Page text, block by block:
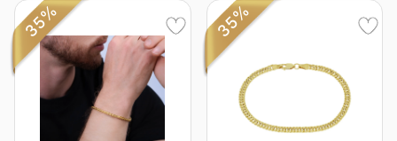
35% 35%